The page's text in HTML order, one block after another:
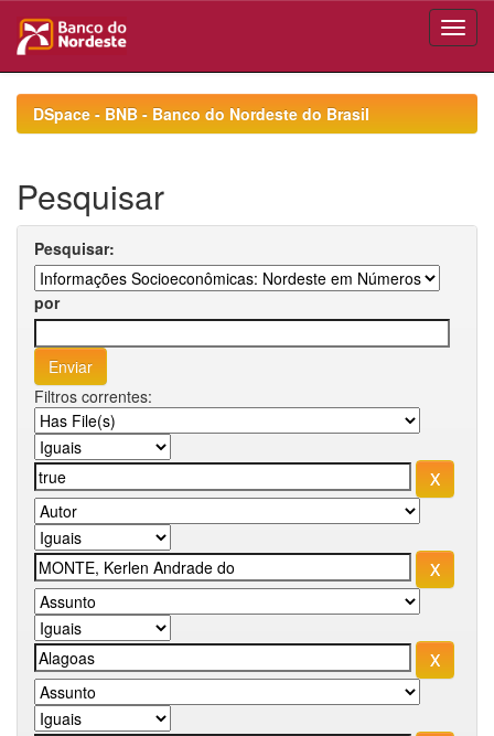
navigationDSpace - BNB - Banco do Nordeste do Brasil
Pesquisar
Pesquisar:
por
Filtros correntes: